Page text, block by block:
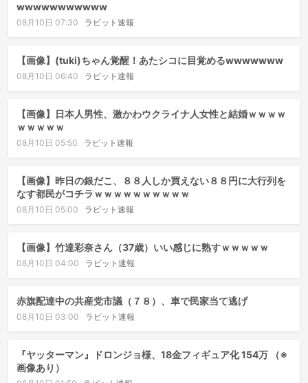
wwwwwwwwwww
08月10日 07:30 ラビット速報
【画像】(tuki)ちゃん覚醒！あたシコに目覚めるwwwwwww
08月10日 06:40 ラビット速報
【画像】日本人男性、激かわウクライナ人女性と結婚ｗｗｗｗ
ｗｗｗｗｗ
08月10日 05:50 ラビット速報
【画像】昨日の銀だこ、８８人しか買えない８８円に大行列を
なす都民がコチラｗｗｗｗｗｗｗｗｗｗ
08月10日 05:00 ラビット速報
【画像】竹達彩奈さん（37歳）いい感じに熟すｗｗｗｗｗ
08月10日 04:00 ラビット速報
赤旗配達中の共産党市議（７８）、車で民家当て逃げ
08月10日 03:00 ラビット速報
『ヤッターマン』ドロンジョ様、18金フィギュア化 154万 （※
画像あり）